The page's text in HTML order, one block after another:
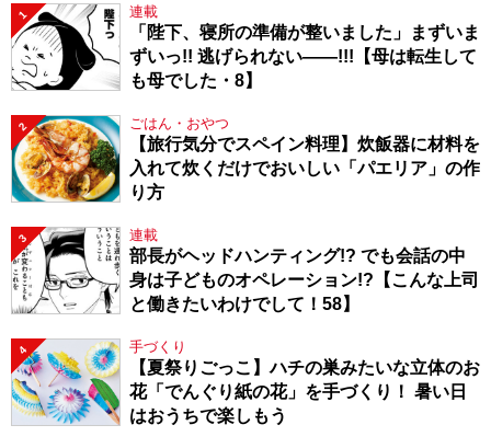
1 連載
「陛下、寝所の準備が整いました」まずいま
ずいっ!! 逃げられない――!!!【母は転生して
も母でした・8】
2 ごはん・おやつ
【旅行気分でスペイン料理】炊飯器に材料を
入れて炊くだけでおいしい「パエリア」の作
り方
3 連載
部長がヘッドハンティング!? でも会話の中
身は子どものオペレーション!?【こんな上司
と働きたいわけでして！58】
4 手づくり
【夏祭りごっこ】ハチの巣みたいな立体のお
花「でんぐり紙の花」を手づくり！ 暑い日
はおうちで楽しもう